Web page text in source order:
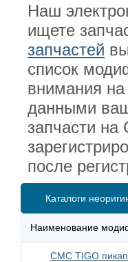
Наш
ищете
запчастей
список
внимания
данными
запчасти
после
Каталоги
Наименование
CMC TIGO